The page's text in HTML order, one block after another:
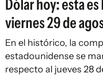
Dólar hoy: esta
viernes 29 de
En el histórico, la
estadounidense se
respecto al jueves 28